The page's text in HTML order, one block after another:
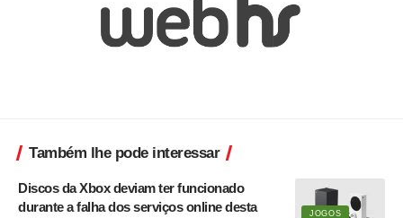
Também lhe pode interessar
JOGOS
Discos da Xbox deviam ter funcionado
durante a falha dos serviços online desta